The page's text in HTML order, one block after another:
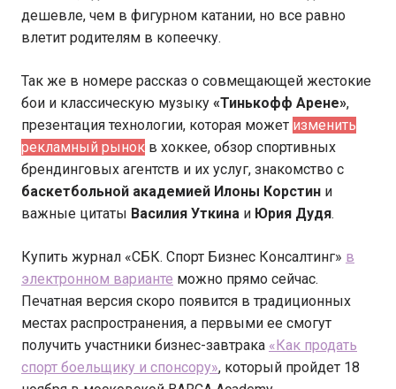
дешевле, чем в фигурном катании, но все равно
влетит родителям в копеечку.
Так же в номере рассказ о совмещающей жестокие
бои и классическую музыку «Тинькофф Арене»,
презентация технологии, которая может изменить
рекламный рынок в хоккее, обзор спортивных
брендинговых агентств и их услуг, знакомство с
баскетбольной академией Илоны Корстин и
важные цитаты Василия Уткина и Юрия Дудя.
Купить журнал «СБК. Спорт Бизнес Консалтинг» в
электронном варианте можно прямо сейчас.
Печатная версия скоро появится в традиционных
местах распространения, а первыми ее смогут
получить участники бизнес-завтрака «Как продать
спорт боельщику и спонсору», который пройдет 18